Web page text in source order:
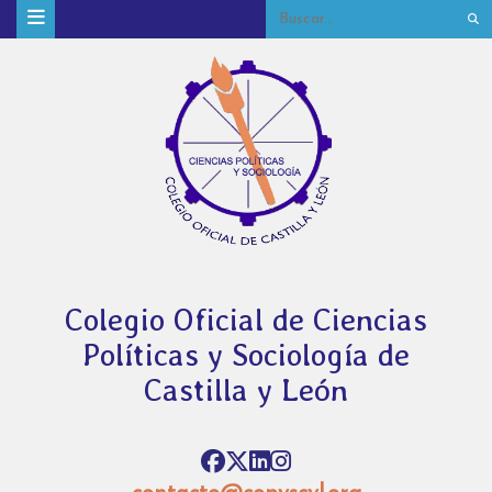
Colegio Oficial de Ciencias
Políticas y Sociología de
Castilla y León